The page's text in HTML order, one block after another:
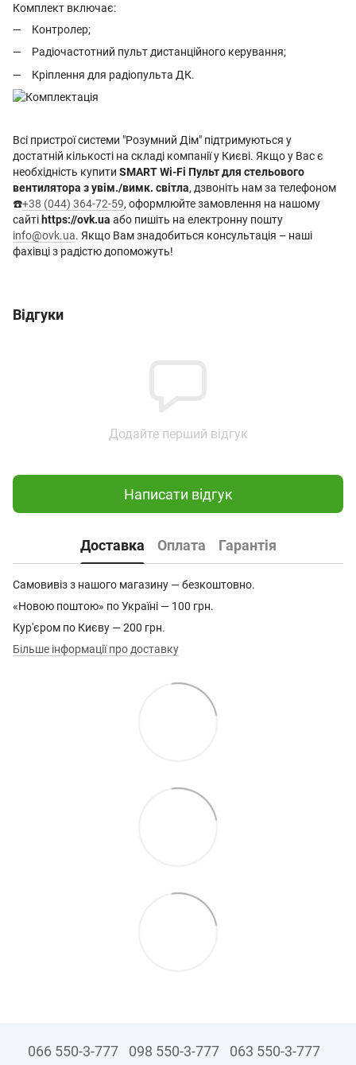
Комплект включає:
Контролер;
Радіочастотний пульт дистанційного керування;
Кріплення для радіопульта ДК.
Всі пристрої системи "Розумний Дім" підтримуються у
достатній кількості на складі компанії у Києві. Якщо у Вас є
необхідність купити SMART Wi-Fi Пульт для стельового
вентилятора з увім./вимк. світла, дзвоніть нам за телефоном
☎️+38 (044) 364-72-59, оформлюйте замовлення на нашому
сайті https://ovk.ua або пишіть на електронну пошту
info@ovk.ua. Якщо Вам знадобиться консультація – наші
фахівці з радістю допоможуть!
Відгуки
Додайте перший відгук
Написати відгук
Доставка Оплата Гарантія
Самовивіз з нашого магазину — безкоштовно.
«Новою поштою» по Україні — 100 грн.
Кур'єром по Києву — 200 грн.
Більше інформації про доставку
066 550-3-777 098 550-3-777 063 550-3-777